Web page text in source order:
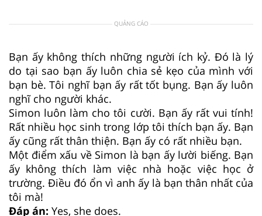
QUẢNG CÁO
Bạn ấy không thích những người ích kỷ. Đó là lý
do tại sao bạn ấy luôn chia sẻ kẹo của mình với
bạn bè. Tôi nghĩ bạn ấy rất tốt bụng. Bạn ấy luôn
nghĩ cho người khác.
Simon luôn làm cho tôi cười. Bạn ấy rất vui tính!
Rất nhiều học sinh trong lớp tôi thích bạn ấy. Bạn
ấy cũng rất thân thiện. Bạn ấy có rất nhiều bạn.
Một điểm xấu về Simon là bạn ấy lười biếng. Bạn
ấy không thích làm việc nhà hoặc việc học ở
trường. Điều đó ổn vì anh ấy là bạn thân nhất của
tôi mà!
Đáp án: Yes, she does.